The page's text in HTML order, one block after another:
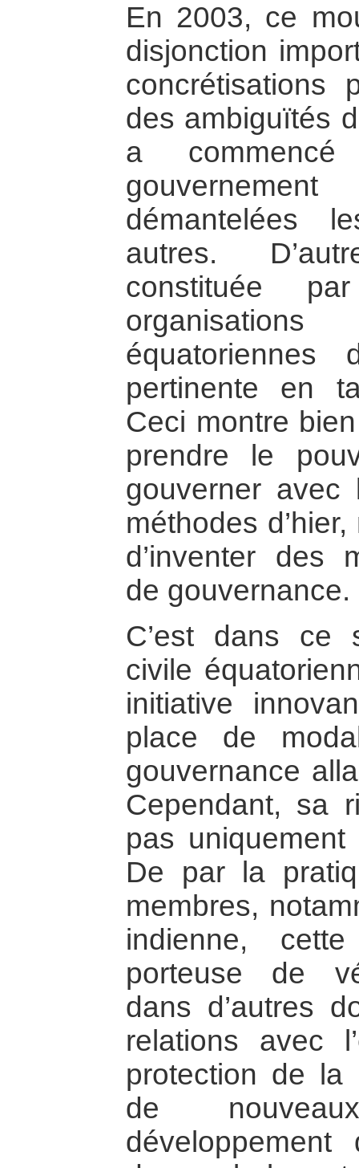
En 2003, ce
disjonction
concrétisations
des ambiguïtés
a
démantelées
autres.
constituée
équatoriennes
pertinente en
Ceci montre
prendre le
gouverner
méthodes d’hier,
d’inventer des
de gouvernance.
C’est dans ce
civile
initiative
place de
gouvernance
Cependant, sa
pas
De par la
membres,
indienne,
porteuse de
dans d’autres
relations avec
protection de la
de
développement